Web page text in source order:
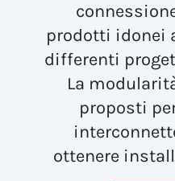
prodotti idonei
differenti
La
proposti
ottenere